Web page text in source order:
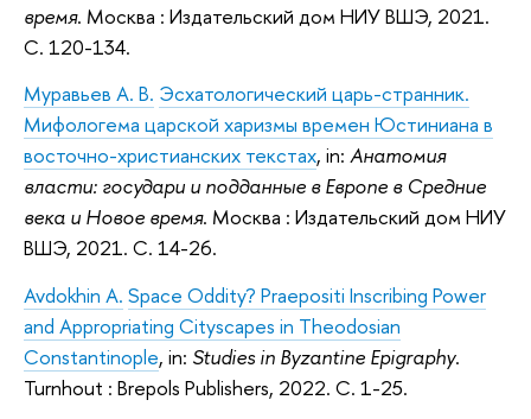
время. Москва : Издательский дом НИУ ВШЭ, 2021.
С. 120-134.
Муравьев А. В. Эсхатологический царь-странник.
Мифологема царской харизмы времен Юстиниана в
восточно-христианских текстах, in: Анатомия
власти: государи и подданные в Европе в Средние
века и Новое время. Москва : Издательский дом НИУ
ВШЭ, 2021. С. 14-26.
Avdokhin A. Space Oddity? Praepositi Inscribing Power
and Appropriating Cityscapes in Theodosian
Constantinople, in: Studies in Byzantine Epigraphy.
Turnhout : Brepols Publishers, 2022. С. 1-25.